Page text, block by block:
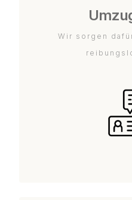
Wir sorgen